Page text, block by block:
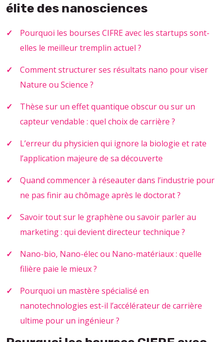
élite des nanosciences
Pourquoi les bourses CIFRE avec les startups sont-
elles le meilleur tremplin actuel ?
Comment structurer ses résultats nano pour viser
Nature ou Science ?
Thèse sur un effet quantique obscur ou sur un
capteur vendable : quel choix de carrière ?
L’erreur du physicien qui ignore la biologie et rate
l’application majeure de sa découverte
Quand commencer à réseauter dans l’industrie pour
ne pas finir au chômage après le doctorat ?
Savoir tout sur le graphène ou savoir parler au
marketing : qui devient directeur technique ?
Nano-bio, Nano-élec ou Nano-matériaux : quelle
filière paie le mieux ?
Pourquoi un mastère spécialisé en
nanotechnologies est-il l’accélérateur de carrière
ultime pour un ingénieur ?